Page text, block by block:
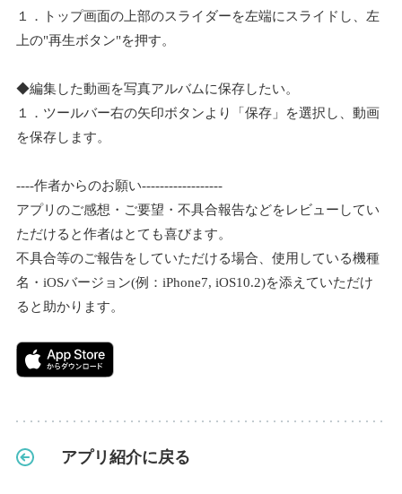
１．トップ画面の上部のスライダーを左端にスライドし、左
上の"再生ボタン"を押す。
◆編集した動画を写真アルバムに保存したい。
１．ツールバー右の矢印ボタンより「保存」を選択し、動画
を保存します。
----作者からのお願い------------------
アプリのご感想・ご要望・不具合報告などをレビューしてい
ただけると作者はとても喜びます。
不具合等のご報告をしていただける場合、使用している機種
名・iOSバージョン(例：iPhone7, iOS10.2)を添えていただけ
ると助かります。
アプリ紹介に戻る